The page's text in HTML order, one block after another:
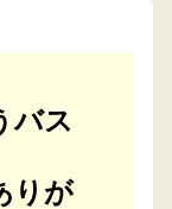
バス
りが